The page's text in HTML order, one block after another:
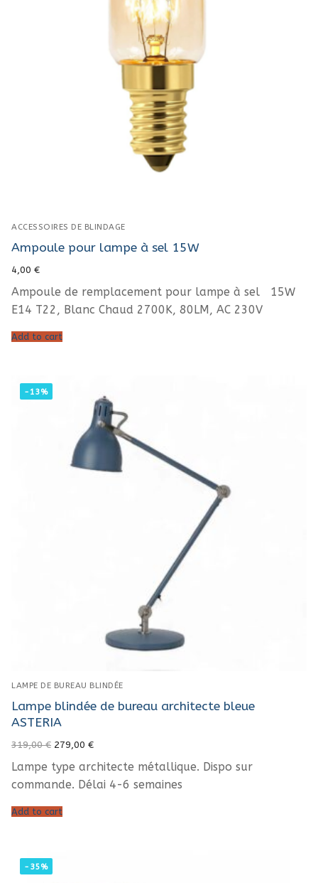
ACCESSOIRES DE BLINDAGE
Ampoule pour lampe à sel 15W
4,00 €
Ampoule de remplacement pour lampe à sel 15W
E14 T22, Blanc Chaud 2700K, 80LM, AC 230V
Add to cart
-13%
LAMPE DE BUREAU BLINDÉE
Lampe blindée de bureau architecte bleue
ASTERIA
319,00€ Original
price
was:
319,00 €.
279,00 €Current
is:
279,00 €.
Lampe type architecte métallique. Dispo sur
commande. Délai 4-6 semaines
Add to cart
-35%